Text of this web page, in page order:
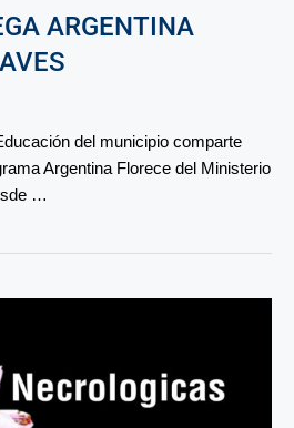
ARGENTINA
del municipio comparte
Argentina Florece del Ministerio
…